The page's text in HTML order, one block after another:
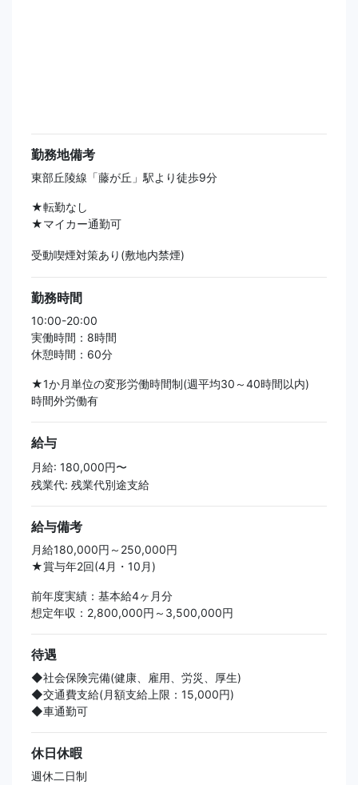
勤務地備考
東部丘陵線「藤が丘」駅より徒歩9分
★転勤なし
★マイカー通勤可
受動喫煙対策あり(敷地内禁煙)
勤務時間
10:00-20:00
実働時間：8時間
休憩時間：60分
★1か月単位の変形労働時間制(週平均30～40時間以内)
時間外労働有
給与
月給: 180,000円〜
残業代: 残業代別途支給
給与備考
月給180,000円～250,000円
★賞与年2回(4月・10月)
前年度実績：基本給4ヶ月分
想定年収：2,800,000円～3,500,000円
待遇
◆社会保険完備(健康、雇用、労災、厚生)
◆交通費支給(月額支給上限：15,000円)
◆車通勤可
休日休暇
週休二日制